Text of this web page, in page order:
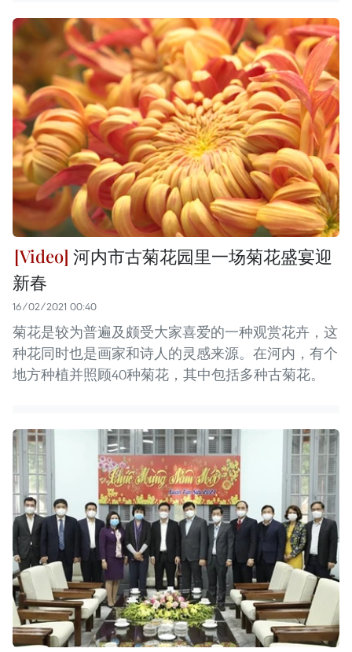
河内市古菊花园里一场菊花盛宴迎
新春
16/02/2021 00:40
菊花是较为普遍及颇受大家喜爱的一种观赏花卉，这
种花同时也是画家和诗人的灵感来源。在河内，有个
地方种植并照顾40种菊花，其中包括多种古菊花。